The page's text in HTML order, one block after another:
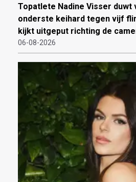
Topatlete Nadine Visser duwt
onderste keihard tegen vijf
kijkt uitgeput richting de
06-08-2026